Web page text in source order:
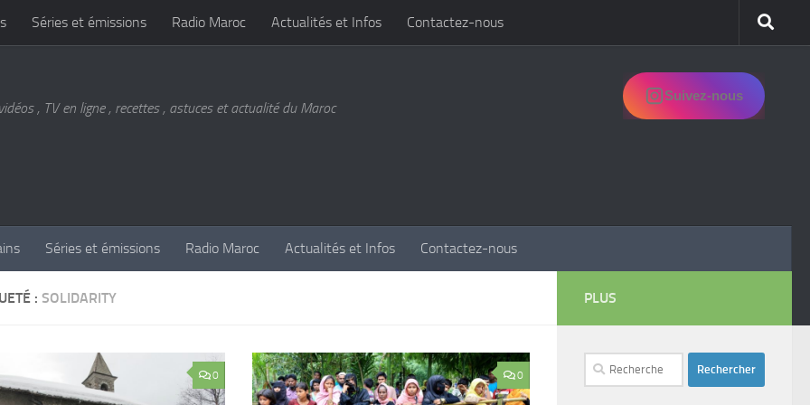
Séries et émissions Radio Maroc Actualités et Infos Contactez-nous
, TV en ligne , recettes , astuces et actualité du Maroc
Suivez-nous
Séries et émissions Radio Maroc Actualités et Infos Contactez-nous
: SOLIDARITY
0 0
PLUS
Rechercher :